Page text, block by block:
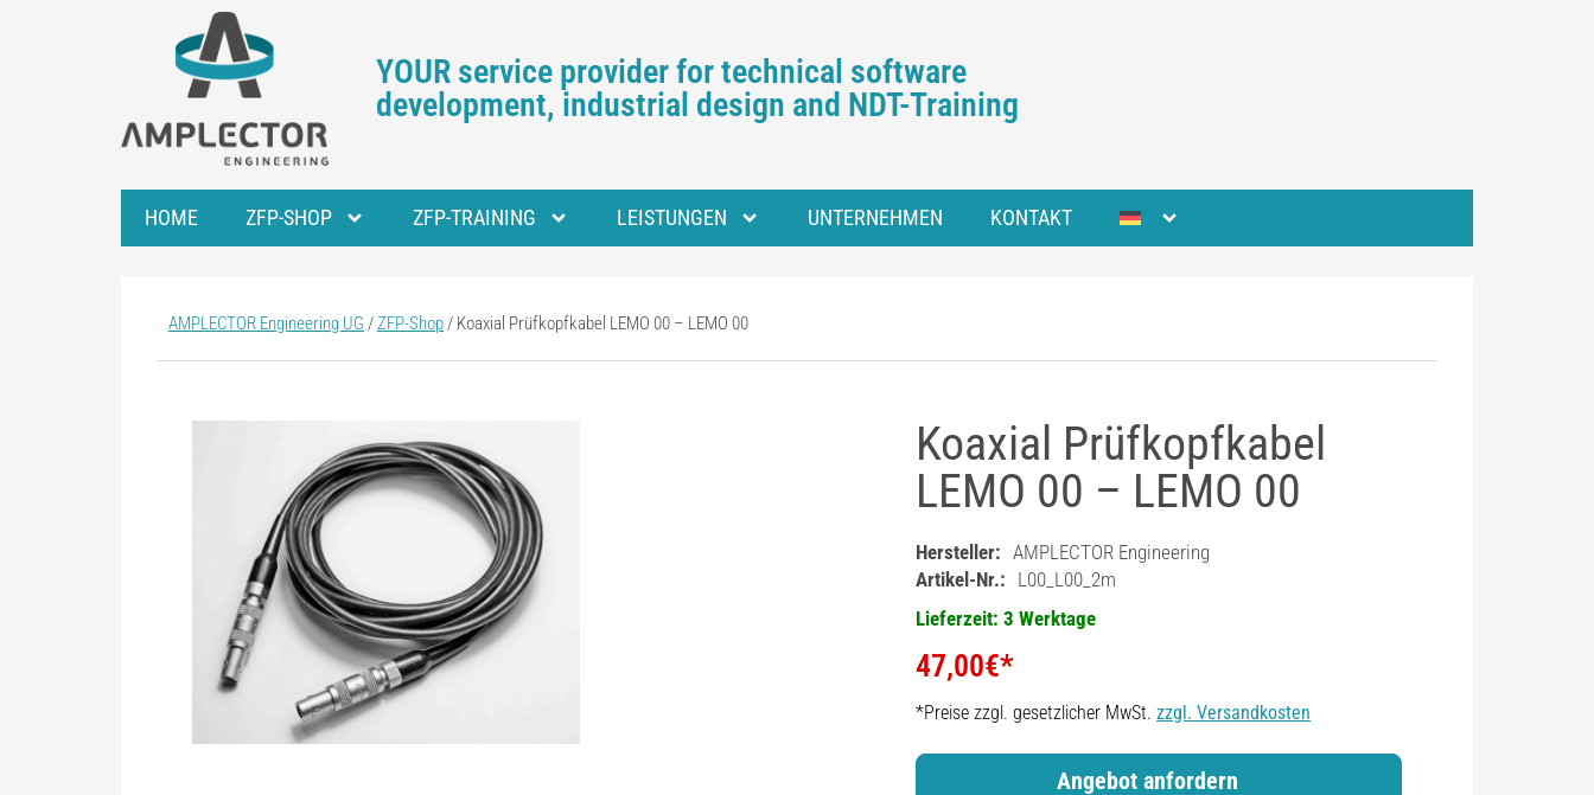
YOUR service provider for technical software
development, industrial design and NDT-Training
HOME ZFP-SHOP ZFP-TRAINING LEISTUNGEN UNTERNEHMEN KONTAKT
AMPLECTOR Engineering UG /ZFP-Shop/ Koaxial Prüfkopfkabel LEMO 00 – LEMO 00
Koaxial Prüfkopfkabel
LEMO 00 – LEMO 00
Hersteller: AMPLECTOR Engineering
Artikel-Nr.: L00_L00_2m
Lieferzeit: 3 Werktage
47,00€*
*Preise zzgl. gesetzlicher MwSt.zzgl. Versandkosten
Angebot anfordern